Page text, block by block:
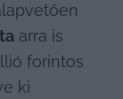
arra is
forintos
ki